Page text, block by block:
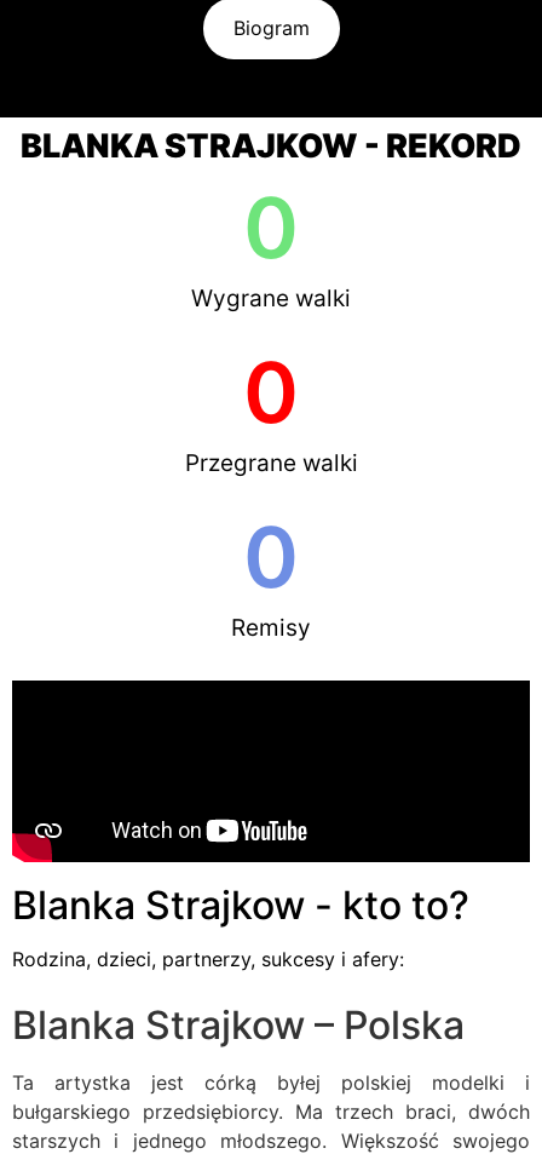
Biogram
BLANKA STRAJKOW - REKORD
Wygrane walki
0
Przegrane walki
0
Remisy
0
Blanka Strajkow - kto to?
Rodzina, dzieci, partnerzy, sukcesy i afery:
Blanka Strajkow – Polska
Ta artystka jest córką byłej polskiej modelki i
bułgarskiego przedsiębiorcy. Ma trzech braci, dwóch
starszych i jednego młodszego. Większość swojego